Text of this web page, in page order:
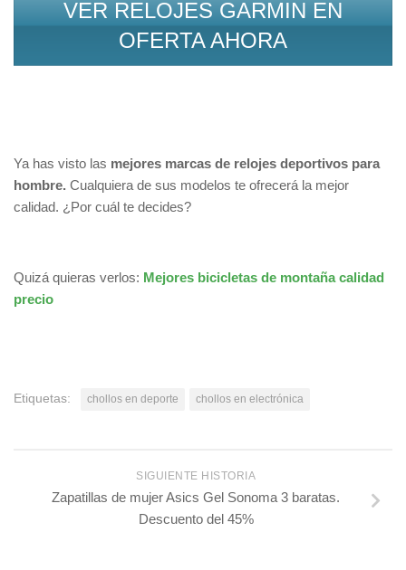
VER RELOJES GARMIN EN
OFERTA AHORA
Ya has visto las mejores marcas de relojes deportivos para
hombre. Cualquiera de sus modelos te ofrecerá la mejor
calidad. ¿Por cuál te decides?
Quizá quieras verlos: Mejores bicicletas de montaña calidad
precio
Etiquetas: chollos en deporte chollos en electrónica
SIGUIENTE HISTORIA
Zapatillas de mujer Asics Gel Sonoma 3 baratas.
Descuento del 45%